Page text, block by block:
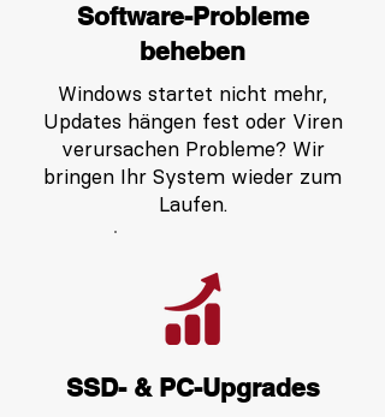
Software-Probleme
beheben
Windows startet nicht mehr,
Updates hängen fest oder Viren
verursachen Probleme? Wir
bringen Ihr System wieder zum
Laufen.
SSD- & PC-Upgrades